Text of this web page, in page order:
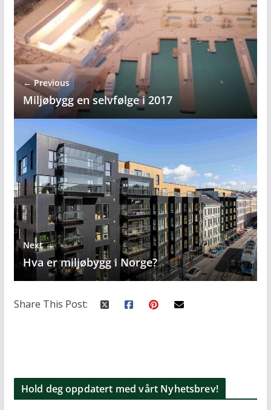
← Previous
Miljøbygg en selvfølge i 2017
Next →
Hva er miljøbygg i Norge?
Share This Post:
Hold deg oppdatert med vårt Nyhetsbrev!